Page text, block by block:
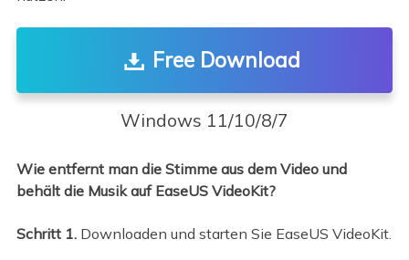
Free Download
Windows 11/10/8/7
Wie entfernt man die Stimme aus dem Video und
behält die Musik auf EaseUS VideoKit?
Schritt 1.Downloaden und starten Sie EaseUS VideoKit.